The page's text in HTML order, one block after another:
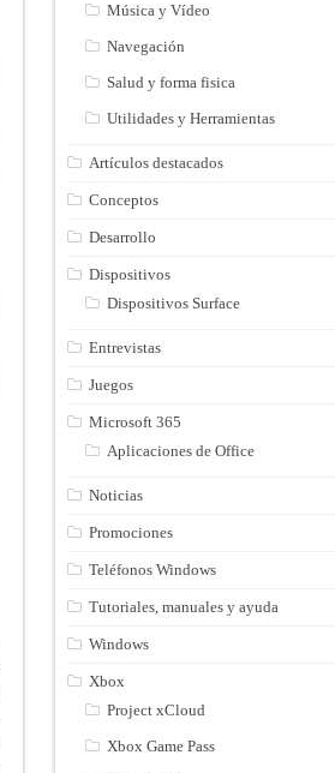
Música y Vídeo
Navegación
Salud y forma fisica
Utilidades y Herramientas
Artículos destacados
Conceptos
Desarrollo
Dispositivos
Dispositivos Surface
Entrevistas
Juegos
Microsoft 365
Aplicaciones de Office
Noticias
Promociones
Teléfonos Windows
Tutoriales, manuales y ayuda
Windows
Xbox
Project xCloud
Xbox Game Pass